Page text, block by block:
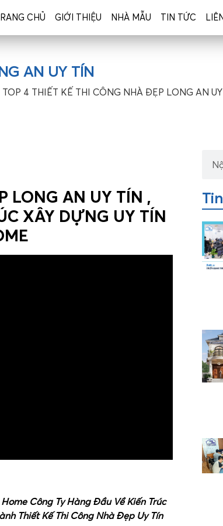
CHỦ GIỚI THIỆU NHÀ MẪU TIN TỨC
AN UY TÍN
TOP 4 THIẾT KẾ THI CÔNG NHÀ ĐẸP LONG AN
LONG AN UY TÍN ,
XÂY DỰNG UY TÍN
Công Ty Hàng Đầu Về Kiến Trúc
Thiết Kế Thi Công Nhà Đẹp Uy Tín